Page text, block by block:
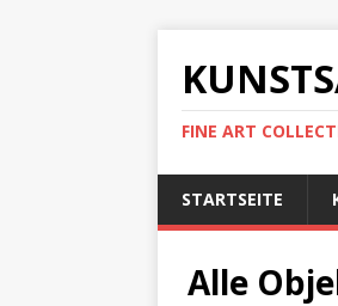
FINE ART
STARTSEITE
Alle